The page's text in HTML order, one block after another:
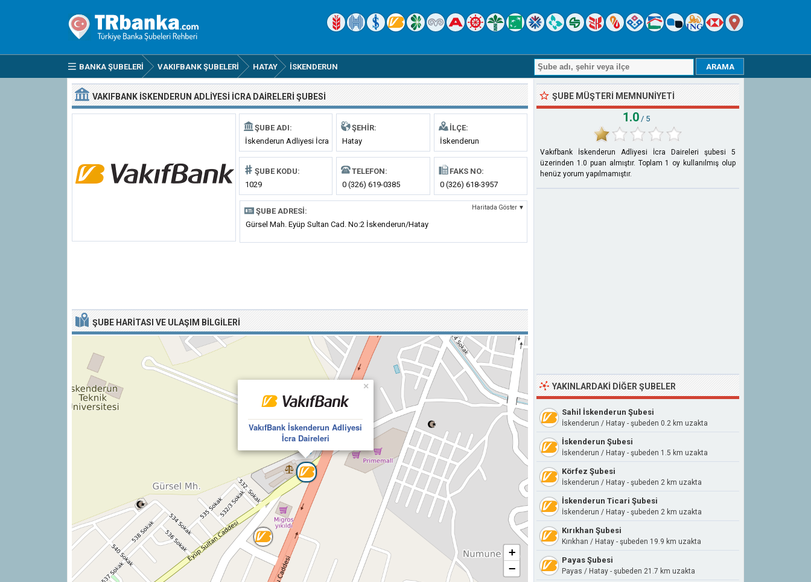
BANKA ŞUBELERI VAKIFBANK ŞUBELERI HATAY İSKENDERUN
VAKIFBANK İSKENDERUN ADLIYESI İCRA DAIRELERI ŞUBESI
ŞUBE ADI:
İskenderun Adliyesi İcra
Daireleri
ŞEHIR:
Hatay
İLÇE:
İskenderun
ŞUBE KODU:
1029
TELEFON:
0 (326) 619-0385
FAKS NO:
0 (326) 618-3957
ŞUBE ADRESI: Haritada Göster ▼
Gürsel Mah. Eyüp Sultan Cad. No:2 İskenderun/Hatay
ŞUBE HARITASI VE ULAŞIM BILGILERI
VakıfBank İskenderun Adliyesi
İcra Daireleri
×
+
−
ŞUBE MÜŞTERI MEMNUNIYETI
1.0 / 5
Vakıfbank İskenderun Adliyesi İcra Daireleri şubesi
5
üzerinden 1.0 puan almıştır. Toplam 1
oy kullanılmış olup
henüz yorum yapılmamıştır.
YAKINLARDAKI DIĞER ŞUBELER
Sahil İskenderun Şubesi
İskenderun / Hatay - şubeden 0.2 km uzakta
İskenderun Şubesi
İskenderun / Hatay - şubeden 1.5 km uzakta
Körfez Şubesi
İskenderun / Hatay - şubeden 2 km uzakta
İskenderun Ticari Şubesi
İskenderun / Hatay - şubeden 2 km uzakta
Kırıkhan Şubesi
Kırıkhan / Hatay - şubeden 19.9 km uzakta
Payas Şubesi
Payas / Hatay - şubeden 21.7 km uzakta